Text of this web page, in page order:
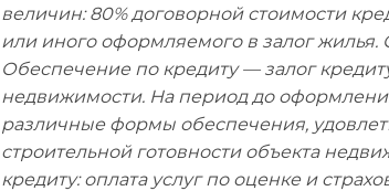
величин: 80% договорной стоимости
или иного оформляемого в залог жилья.
Обеспечение по кредиту — залог
недвижимости. На период до
различные формы обеспечения,
строительной готовности объекта
кредиту: оплата услуг по оценке и